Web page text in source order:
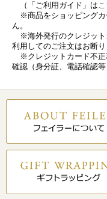
（「ご利用ガイド」は
※商品をショッピングカ
ん。
※海外発行のクレジット
利用してのご注文はお断り
※クレジットカード不正
確認（身分証、電話確認